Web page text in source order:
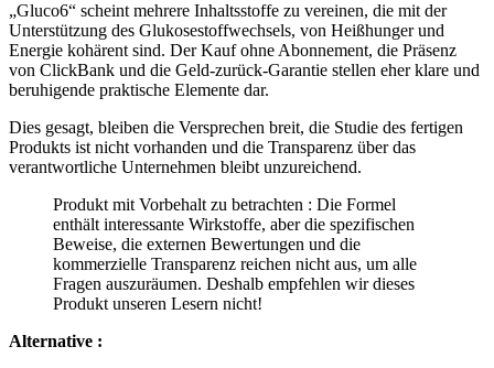
Unterstützung des Glukosestoffwechsels, von Heißhunger und
Energie kohärent sind. Der Kauf ohne Abonnement, die Präsenz
von ClickBank und die Geld-zurück-Garantie stellen eher klare und
beruhigende praktische Elemente dar.
Produkts ist nicht vorhanden und die Transparenz über das
verantwortliche Unternehmen bleibt unzureichend.
enthält interessante Wirkstoffe, aber die spezifischen
Beweise, die externen Bewertungen und die
kommerzielle Transparenz reichen nicht aus, um alle
Fragen auszuräumen. Deshalb empfehlen wir dieses
Produkt unseren Lesern nicht!